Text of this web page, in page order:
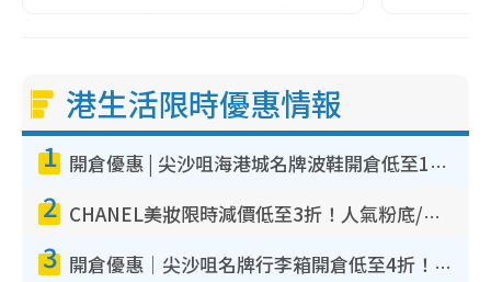
港生活限時優惠情報
1 開倉優惠 | 尖沙咀海港城名牌波鞋開倉低至1折！On鞋$899起／Joy&Peace鞋履$98起
2 CHANEL美妝限時減價低至3折！人氣粉底/唇膏/精華液低至$275！COCO香水都有平
3 開倉優惠｜尖沙咀名牌行李箱開倉低至4折！一連5日 American Tourister/ace./Hallmark $200起！